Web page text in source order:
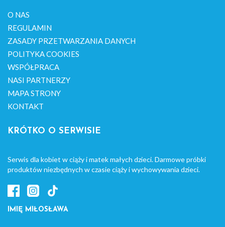
O NAS
REGULAMIN
ZASADY PRZETWARZANIA DANYCH
POLITYKA COOKIES
WSPÓŁPRACA
NASI PARTNERZY
MAPA STRONY
KONTAKT
KRÓTKO O SERWISIE
Serwis dla kobiet w ciąży i matek małych dzieci. Darmowe próbki
produktów niezbędnych w czasie ciąży i wychowywania dzieci.
IMIĘ MIŁOSŁAWA